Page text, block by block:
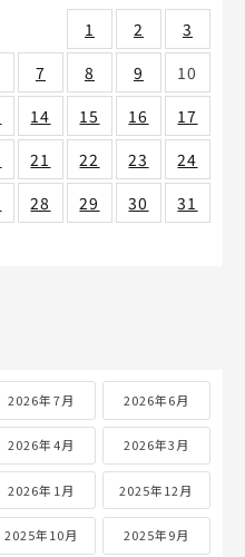
1 2
3
7 8 9
10
14 15 16
17
21 22 23
24
28 29 30
31
2026年7月 2026年6月
2026年4月 2026年3月
2026年1月 2025年12月
2025年10月 2025年9月